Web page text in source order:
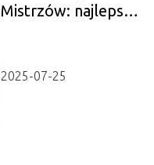
Mistrzów: najlepsze
2025-07-25